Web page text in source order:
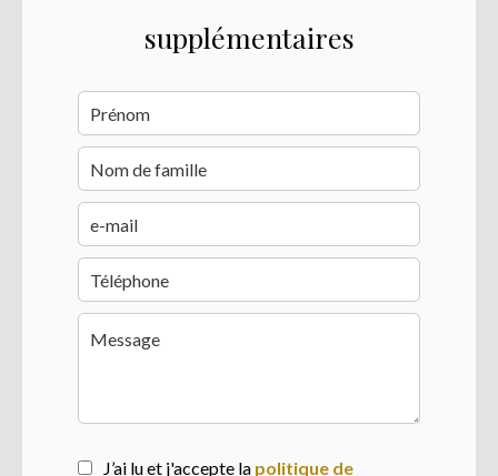
supplémentaires
J’ai lu et j'accepte la politique de